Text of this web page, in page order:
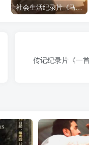
社会生活纪录片《马加拉 Makala》下载
传记纪录片《一首诗就是